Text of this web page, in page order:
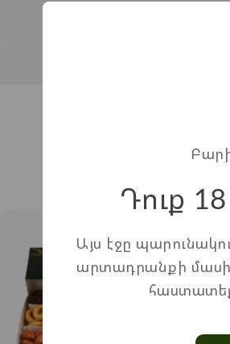
Դուք
Այս էջը
արտադրանքի